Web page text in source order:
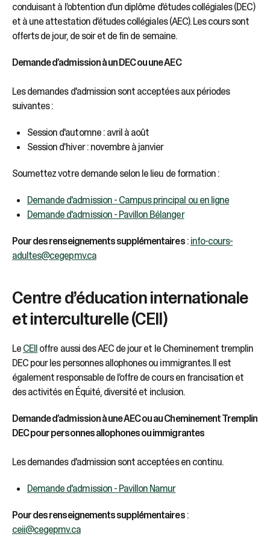
conduisant à l’obtention d’un diplôme d’études collégiales (DEC)
et à une attestation d’études collégiales (AEC). Les cours sont
offerts de jour, de soir et de fin de semaine.
Demande d’admission à un DEC ou une AEC
Les demandes d'admission sont acceptées aux périodes
suivantes :
Session d'automne : avril à août
Session d'hiver : novembre à janvier
Soumettez votre demande selon le lieu de formation :
Demande d'admission - Campus principal ou en ligne
Demande d'admission - Pavillon Bélanger
Pour des renseignements supplémentaires:info-cours-
adultes@cegepmv.ca
Centre d’éducation internationale
et interculturelle (CEII)
LeCEIIoffre aussi des AEC de jour et le Cheminement tremplin
DEC pour les personnes allophones ou immigrantes. Il est
également responsable de l’offre de cours en francisation et
des activités en Équité, diversité et inclusion.
Demande d’admission à une AEC ou au Cheminement Tremplin
DEC pour personnes allophones ou immigrantes
Les demandes d'admission sont acceptées en continu.
Demande d'admission - Pavillon Namur
Pour des renseignements supplémentaires:
ceii@cegepmv.ca